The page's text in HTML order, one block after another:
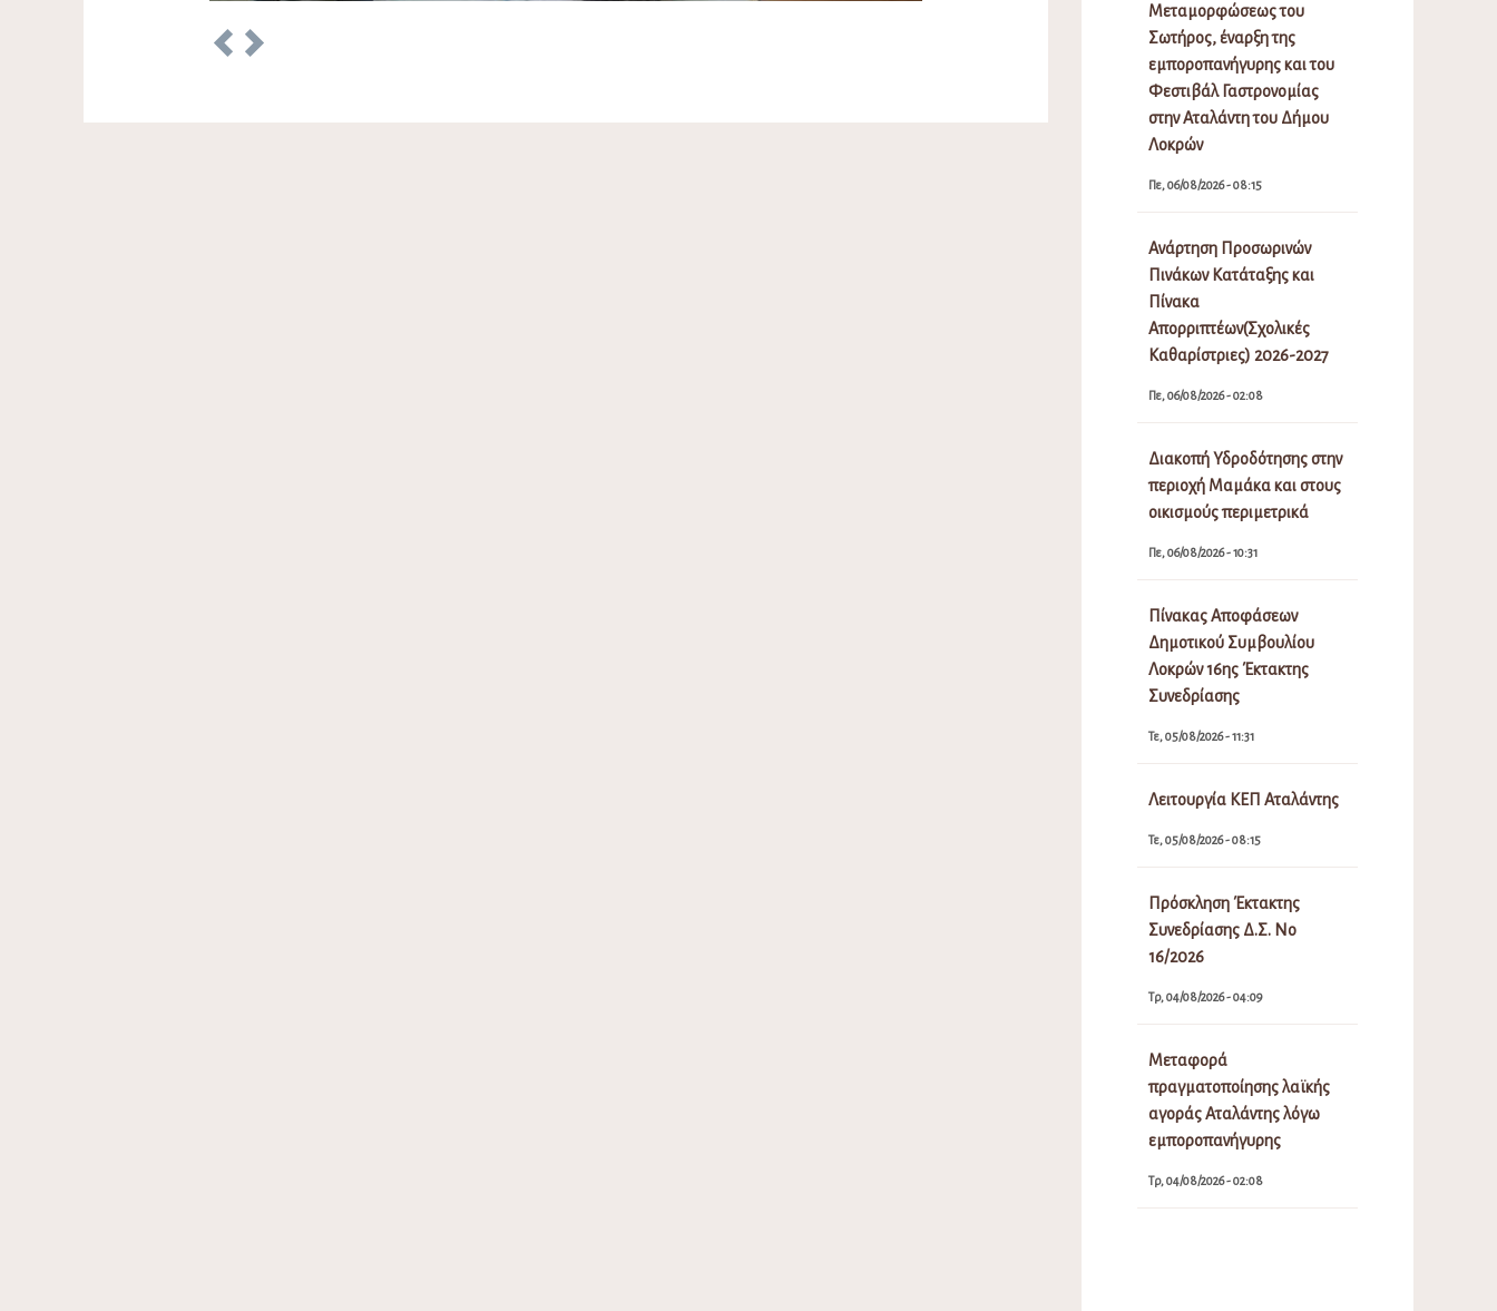
Previous
Μεταμορφώσεως του
Σωτήρος, έναρξη της
εμποροπανήγυρης και του
Φεστιβάλ Γαστρονομίας
στην Αταλάντη του Δήμου
Λοκρών
Πε, 06/08/2026 - 08:15
Ανάρτηση Προσωρινών
Πινάκων Κατάταξης και
Πίνακα
Απορριπτέων(Σχολικές
Καθαρίστριες) 2026-2027
Πε, 06/08/2026 - 02:08
Διακοπή Υδροδότησης στην
περιοχή Μαμάκα και στους
οικισμούς περιμετρικά
Πε, 06/08/2026 - 10:31
Πίνακας Αποφάσεων
Δημοτικού Συμβουλίου
Λοκρών 16ης Έκτακτης
Συνεδρίασης
Τε, 05/08/2026 - 11:31
Λειτουργία ΚΕΠ Αταλάντης
Τε, 05/08/2026 - 08:15
Πρόσκληση Έκτακτης
Συνεδρίασης Δ.Σ. Νο
16/2026
Τρ, 04/08/2026 - 04:09
Μεταφορά
πραγματοποίησης λαϊκής
αγοράς Αταλάντης λόγω
εμποροπανήγυρης
Τρ, 04/08/2026 - 02:08